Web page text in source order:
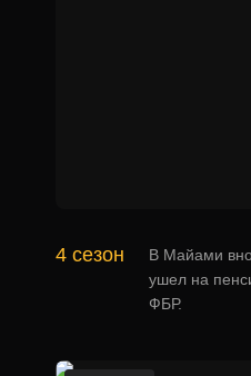
4 сезон
В Майами
ушел на
ФБР.